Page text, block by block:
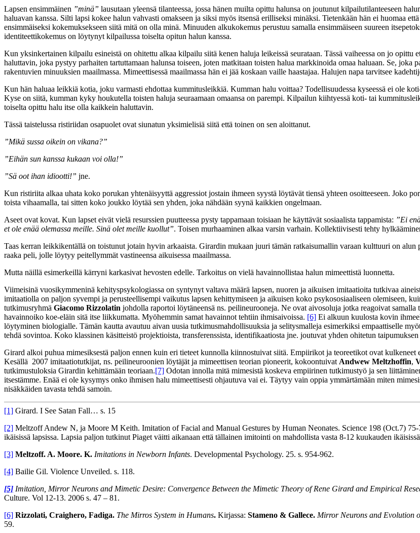
Lapsen ensimmäinen ”minä” lausutaan yleensä tilanteessa, jossa hänen muilta opittu halunsa on joutunut kilpailutilanteeseen
haluavan kanssa. Silti lapsi kokee halun vahvasti omakseen ja siksi myös itsensä erilliseksi minäksi. Tietenkään hän ei huomaa
ensimmäiseksi kokemuksekseen siitä mitä on olla minä. Minuuden alkukokemus perustuu samalla ensimmäiseen suureen
identiteettikokemus on löytynyt kilpailussa toiselta opitun halun kanssa.
Kun yksinkertainen kilpailu esineistä on ohitettu alkaa kilpailu siitä kenen haluja leikeissä seurataan. Tässä vaiheessa on jo opittu
haluttavin, joka pystyy parhaiten tartuttamaan halunsa toiseen, joten matkitaan toisten halua markkinoida omaa haluaan. Se, joka
rakentuvien minuuksien maailmassa. Mimeettisessä maailmassa hän ei jää koskaan vaille haastajaa. Halujen napa tarvitsee
Kun hän haluaa leikkiä kotia, joku varmasti ehdottaa kummitusleikkiä. Kumman halu voittaa? Todellisuudessa kyseessä ei ole
Kyse on siitä, kumman kyky houkutella toisten haluja seuraamaan omaansa on parempi. Kilpailun kiihtyessä koti- tai
toiselta opittu halu itse olla kaikkein haluttavin.
Tässä taistelussa ristiriidan osapuolet ovat siunatun yksimielisiä siitä että toinen on sen aloittanut.
”Mikä sussa oikein on vikana?”
”Eihän sun kanssa kukaan voi olla!”
”Sä oot ihan idiootti!” jne.
Kun ristiriita alkaa uhata koko porukan yhtenäisyyttä aggressiot jostain ihmeen syystä löytävät tiensä yhteen osoitteeseen. Joko
toista vihaamalla, tai sitten koko joukko löytää sen yhden, joka nähdään syynä kaikkien ongelmaan.
Aseet ovat kovat. Kun lapset eivät vielä resurssien puutteessa pysty tappamaan toisiaan he käyttävät sosiaalista tappamista: ”Ei
et ole enää olemassa meille. Sinä olet meille kuollut”. Toisen murhaaminen alkaa varsin varhain. Kollektiivisesti tehty
Taas kerran leikkikentällä on toistunut jotain hyvin arkaaista. Girardin mukaan juuri tämän ratkaisumallin varaan kulttuuri on
raaka peli, jolle löytyy peitellymmät vastineensa aikuisessa maailmassa.
Mutta näillä esimerkeillä kärryni karkasivat hevosten edelle. Tarkoitus on vielä havainnollistaa halun mimeettistä luonnetta.
Viimeisinä vuosikymmeninä kehityspsykologiassa on syntynyt valtava määrä lapsen, nuoren ja aikuisen imitaatioita tutkivaa
imitaatiolla on paljon syvempi ja perusteellisempi vaikutus lapsen kehittymiseen ja aikuisen koko psykososiaaliseen olemiseen,
tutkimusryhmä Giacomo Rizzolatin johdolla raportoi löytäneensä ns. peilineurooneja. Ne ovat aivosoluja jotka reagoivat
havainnoiko koe-eläin sitä itse liikkumatta. Myöhemmin samat havainnot tehtiin ihmisaivoissa. [6] Ei alkuun kuulosta kovin
löytyminen biologialle. Tämän kautta avautuu aivan uusia tutkimusmahdollisuuksia ja selitysmalleja esimerkiksi empaattiselle
tehdä sovintoa. Koko klassinen käsitteistö projektioista, transferenssista, identifikaatiosta jne. joutuvat yhden ohitetun
Girard alkoi puhua mimesiksestä paljon ennen kuin eri tieteet kunnolla kiinnostuivat siitä. Empiirikot ja teoreetikot ovat kulkeneet
Kesällä 2007 imitaatiotutkijat, ns. peilineuroonien löytäjät ja mimeettisen teorian pioneerit, kokoontuivat Andwew Meltzhoffin,
tutkimustuloksia Girardin kehittämään teoriaan.[7] Odotan innolla mitä mimesistä koskeva empiirinen tutkimustyö ja sen
itsestämme. Enää ei ole kysymys onko ihmisen halu mimeettisesti ohjautuva vai ei. Täytyy vain oppia ymmärtämään miten
nisäkkäiden tavasta tehdä samoin.
[1] Girard. I See Satan Fall… s. 15
[2] Meltzoff Andew N, ja Moore M Keith. Imitation of Facial and Manual Gestures by Human Neonates. Science 198 (Oct.7)
ikäisissä lapsissa. Lapsia paljon tutkinut Piaget väitti aikanaan että tällainen imitointi on mahdollista vasta 8-12 kuukauden
[3] Meltzoff. A. Moore. K. Imitations in Newborn Infants. Developmental Psychology. 25. s. 954-962.
[4] Bailie Gil. Violence Unveiled. s. 118.
[5] Imitation, Mirror Neurons and Mimetic Desire: Convergence Between the Mimetic Theory of Rene Girard and Empirical
Culture. Vol 12-13. 2006 s. 47 – 81.
[6] Rizzolati, Craighero, Fadiga. The Mirros System in Humans. Kirjassa: Stameno & Gallece. Mirror Neurons and Evolution
59.